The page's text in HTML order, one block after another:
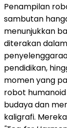
Penampilan
sambutan
menunjukkan
diterakan
pendidikan,
momen yang
robot
budaya dan
kaligrafi.